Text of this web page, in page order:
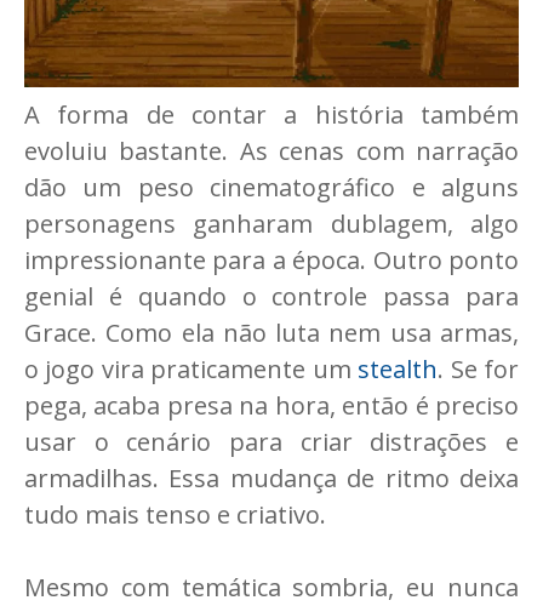
A forma de contar a história também
evoluiu bastante. As cenas com narração
dão um peso cinematográfico e alguns
personagens ganharam dublagem, algo
impressionante para a época. Outro ponto
genial é quando o controle passa para
Grace. Como ela não luta nem usa armas,
o jogo vira praticamente um stealth. Se for
pega, acaba presa na hora, então é preciso
usar o cenário para criar distrações e
armadilhas. Essa mudança de ritmo deixa
tudo mais tenso e criativo.
Mesmo com temática sombria, eu nunca